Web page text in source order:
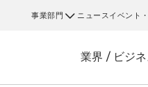
事業部門 ニュース イベント
業界 / ビジ